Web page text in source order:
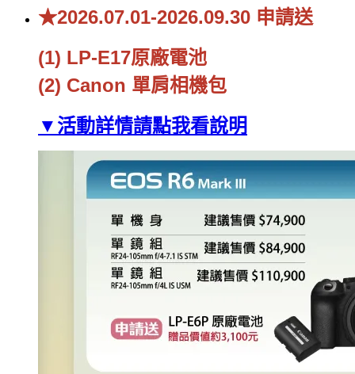
★2026.07.01-2026.09.30 申請送
(1) LP-E17原廠電池
(2) Canon 單肩相機包
▼活動詳情請點我看說明